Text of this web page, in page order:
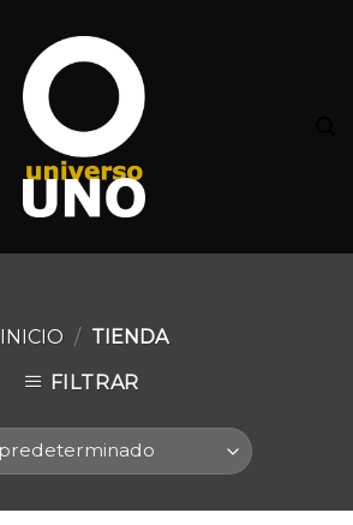
INICIO / TIENDA
FILTRAR